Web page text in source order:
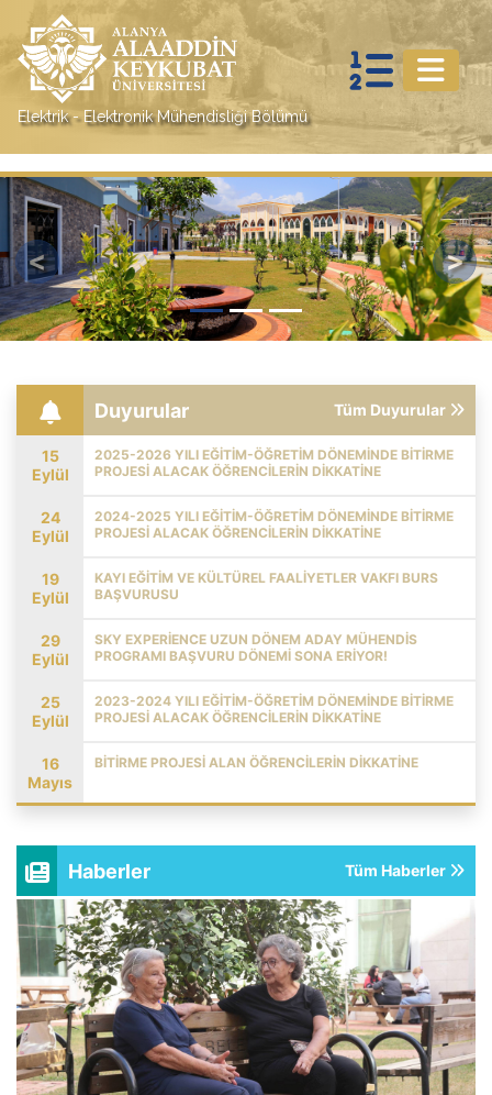
Elektrik - Elektronik Mühendisliği Bölümü
Previous Next
Duyurular Tüm Duyurular
15
Eylül
2025-2026 YILI EĞITIM-ÖĞRETIM DÖNEMINDE BITIRME
PROJESI ALACAK ÖĞRENCILERIN DIKKATINE
24
Eylül
2024-2025 YILI EĞITIM-ÖĞRETIM DÖNEMINDE BITIRME
PROJESI ALACAK ÖĞRENCILERIN DIKKATINE
19
Eylül
KAYI EĞITIM VE KÜLTÜREL FAALIYETLER VAKFI BURS
BAŞVURUSU
29
Eylül
SKY EXPERIENCE UZUN DÖNEM ADAY MÜHENDIS
PROGRAMI BAŞVURU DÖNEMI SONA ERIYOR!
25
Eylül
2023-2024 YILI EĞITIM-ÖĞRETIM DÖNEMINDE BITIRME
PROJESI ALACAK ÖĞRENCILERIN DIKKATINE
16
Mayıs
BİTİRME PROJESİ ALAN ÖĞRENCİLERİN DİKKATİNE
Haberler Tüm Haberler